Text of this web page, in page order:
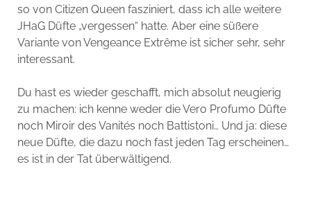
so von Citizen Queen fasziniert, dass ich alle weitere
JHaG Düfte „vergessen“ hatte. Aber eine süßere
Variante von Vengeance Extrême ist sicher sehr, sehr
interessant.
Du hast es wieder geschafft, mich absolut neugierig
zu machen: ich kenne weder die Vero Profumo Düfte
noch Miroir des Vanités noch Battistoni… Und ja: diese
neue Düfte, die dazu noch fast jeden Tag erscheinen…
es ist in der Tat überwältigend.